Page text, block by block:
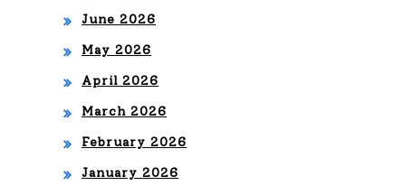
FIC
“B
AJ
O
June 2026
May 2026
April 2026
March 2026
February 2026
January 2026